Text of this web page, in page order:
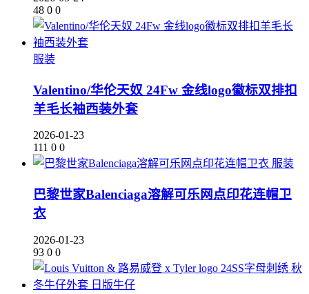
48 0 0
服装
Valentino/华伦天奴 24Fw 金线logo徽标双排扣
羊毛长袖西装外套
2026-01-23
111 0 0
服装
巴黎世家Balenciaga溶解可乐网点印花连帽卫
衣
2026-01-23
93 0 0